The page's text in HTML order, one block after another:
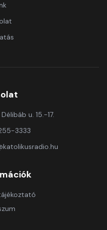
u. 15.-17.
3333